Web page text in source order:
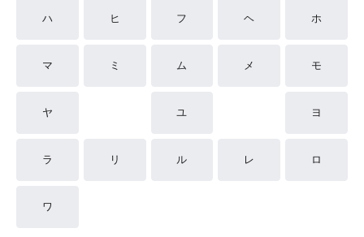
ハ ヒ フ ヘ ホ
マ ミ ム メ モ
ヤ ユ ヨ
ラ リ ル レ ロ
ワ